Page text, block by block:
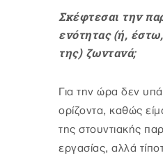
Σκέφτεσαι την
ενότητας (ή,
της) ζωντανά;
Για την ώρα δεν
ορίζοντα, καθώς
της στουντιακής
εργασίας, αλλά